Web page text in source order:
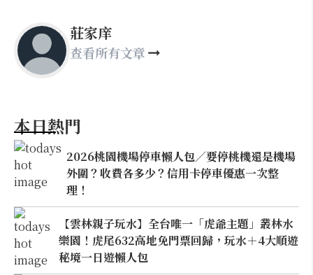
莊家庠
查看所有文章
本日熱門
2026桃園機場停車懶人包／要停桃機還是機場
外圍？收費各多少？信用卡停車優惠一次整
理！
【雲林親子玩水】全台唯一「虎爺主題」叢林水
樂園！虎尾632高地免門票回歸，玩水＋4大順遊
秘境一日遊懶人包